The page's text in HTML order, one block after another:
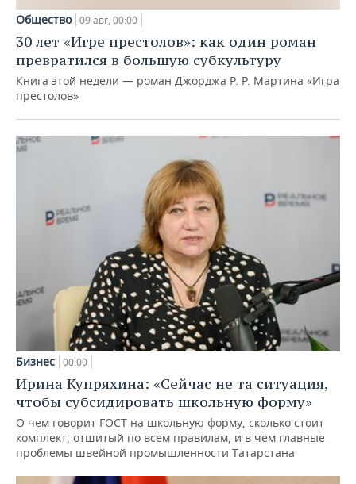
Общество 09 авг, 00:00
30 лет «Игре престолов»: как один роман
превратился в большую субкультуру
Книга этой недели — роман Джорджа Р. Р. Мартина «Игра
престолов»
Бизнес 00:00
Ирина Купряхина: «Сейчас не та ситуация,
чтобы субсидировать школьную форму»
О чем говорит ГОСТ на школьную форму, сколько стоит
комплект, отшитый по всем правилам, и в чем главные
проблемы швейной промышленности Татарстана